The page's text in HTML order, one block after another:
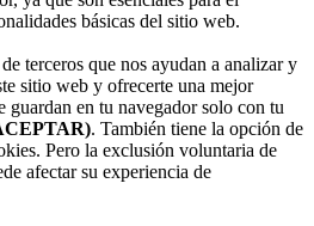
básicas del sitio web.
terceros que nos ayudan a analizar y
sitio web y ofrecerte una mejor
guardan en tu navegador solo con tu
. También tiene la opción de
Pero la exclusión voluntaria de
afectar su experiencia de